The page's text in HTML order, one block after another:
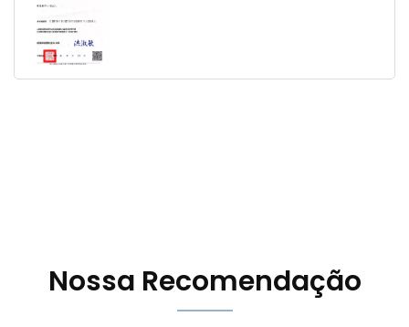
Nossa Recomendação